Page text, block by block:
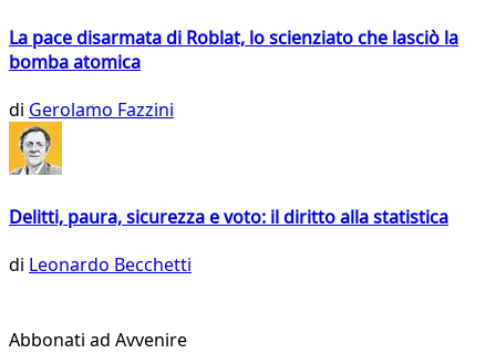
La pace disarmata di Roblat, lo scienziato che lasciò la
bomba atomica
di Gerolamo Fazzini
Delitti, paura, sicurezza e voto: il diritto alla statistica
di Leonardo Becchetti
Abbonati ad Avvenire